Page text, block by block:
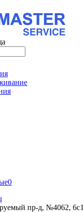
0
пр-д, №4062, 6с1